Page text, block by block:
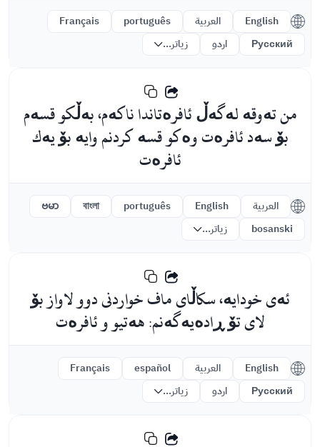
English العربية português
Français
Русский
اردو زیاتر...
من تەوقە لەگەڵ ئافرەتاندا ناكەم، بەڵكو قسەم
بۆ سەد ئافرەت وەكو قسە كردنم وایە بۆ یەك
ئافرەت
العربية English
português
বাংলা
ဗမာ
bosanski
زیاتر...
ئەی خودایە، سکاڵای ماف خواردنی دوو لاواز بۆ
لای تۆ ڕادەیەگەنم: هەتیو و ئافرەت
English العربية español
Français
Русский
اردو زیاتر...